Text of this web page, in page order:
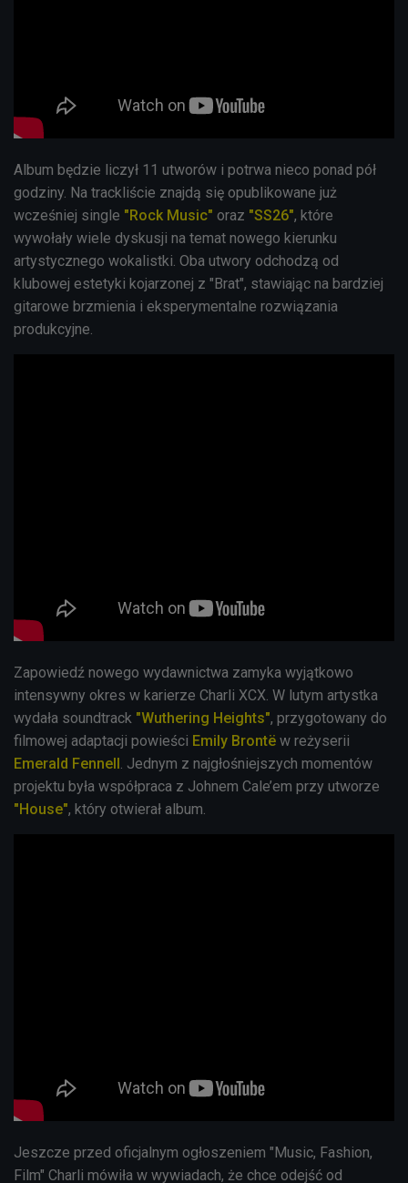
Album będzie liczył 11 utworów i potrwa nieco ponad pół
godziny. Na trackliście znajdą się opublikowane już
wcześniej single "Rock Music" oraz "SS26", które
wywołały wiele dyskusji na temat nowego kierunku
artystycznego wokalistki. Oba utwory odchodzą od
klubowej estetyki kojarzonej z "Brat", stawiając na bardziej
gitarowe brzmienia i eksperymentalne rozwiązania
produkcyjne.
Zapowiedź nowego wydawnictwa zamyka wyjątkowo
intensywny okres w karierze Charli XCX. W lutym artystka
wydała soundtrack "Wuthering Heights", przygotowany do
filmowej adaptacji powieści Emily Brontë w reżyserii
Emerald Fennell . Jednym z najgłośniejszych momentów
projektu była współpraca z Johnem Cale’em przy utworze
"House", który otwierał album.
Jeszcze przed oficjalnym ogłoszeniem "Music, Fashion,
Film" Charli mówiła w wywiadach, że chce odejść od